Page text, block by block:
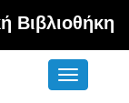
Βιβλιοθήκη
Toggle